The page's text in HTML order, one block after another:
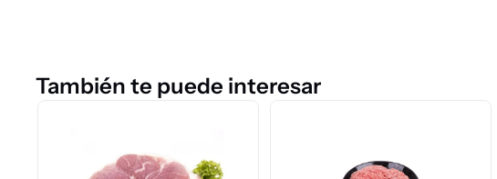
También te puede interesar